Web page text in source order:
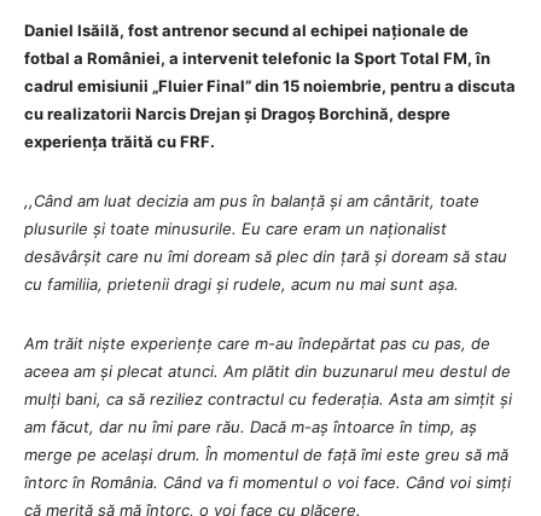
Daniel Isăilă, fost antrenor secund al echipei naționale de
fotbal a României, a intervenit telefonic la Sport Total FM, în
cadrul emisiunii „Fluier Final” din 15 noiembrie, pentru a discuta
cu realizatorii Narcis Drejan și Dragoș Borchină, despre
experiența trăită cu FRF.
,,Când am luat decizia am pus în balanță și am cântărit, toate
plusurile și toate minusurile. Eu care eram un naționalist
desăvârșit care nu îmi doream să plec din țară și doream să stau
cu familiia, prietenii dragi și rudele, acum nu mai sunt așa.
Am trăit niște experiențe care m-au îndepărtat pas cu pas, de
aceea am și plecat atunci. Am plătit din buzunarul meu destul de
mulți bani, ca să reziliez contractul cu federația. Asta am simțit și
am făcut, dar nu îmi pare rău. Dacă m-aș întoarce în timp, aș
merge pe același drum. În momentul de față îmi este greu să mă
întorc în România. Când va fi momentul o voi face. Când voi simți
că merită să mă întorc, o voi face cu plăcere.